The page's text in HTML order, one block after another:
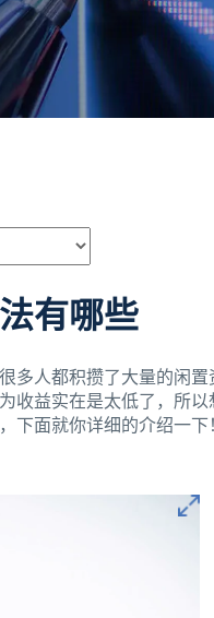
有哪些
多人都积攒了大量的闲
收益实在是太低了，所以
下面就你详细的介绍一下